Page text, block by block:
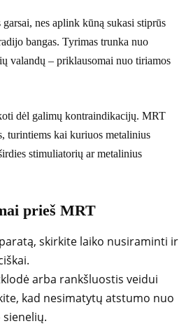
nes aplink kūną sukasi stiprūs
bangas. Tyrimas trunka nuo
valandų – priklausomai nuo tiriamos
dėl galimų kontraindikacijų. MRT
turintiems kai kuriuos metalinius
stimuliatorių ar metalinius
prieš MRT
skirkite laiko nusiraminti ir
arba rankšluostis veidui
kad nesimatytų atstumo nuo